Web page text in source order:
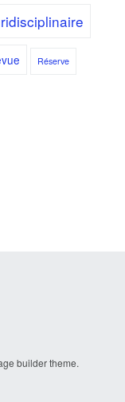
Réserve
builder theme.